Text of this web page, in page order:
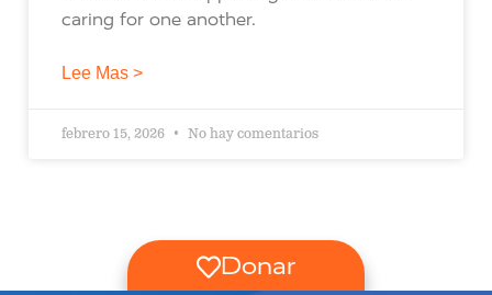
caring for one another.
Lee Mas >
febrero 15, 2026 No hay comentarios
Donar